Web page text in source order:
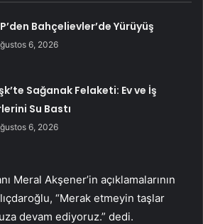
Bahçelievler’de Yürüyüş
6, 2026
Sağanak Felaketi: Ev ve İş
Su Bastı
6, 2026
Meral Akşener’in açıklamalarının
“Merak etmeyin taşlar
devam ediyoruz.” dedi.